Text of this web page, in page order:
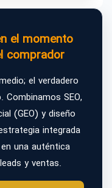
el momento
comprador
el verdadero
SEO,
(GEO) y diseño
integrada
una auténtica
y ventas.